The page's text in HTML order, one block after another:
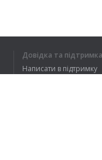
Довідка та підтримка
Написати в підтримку